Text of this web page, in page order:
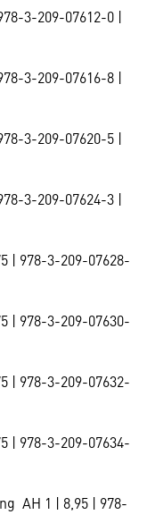
3-209-07612-0 |
3-209-07616-8 |
3-209-07620-5 |
3-209-07624-3 |
| 978-3-209-07628-
| 978-3-209-07630-
| 978-3-209-07632-
| 978-3-209-07634-
AH 1 | 8,95 | 978-